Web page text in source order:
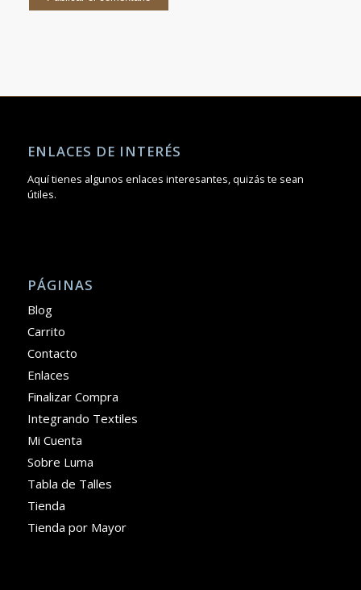
ENLACES DE INTERÉS
Aquí tienes algunos enlaces interesantes, quizás te sean
útiles.
PÁGINAS
Blog
Carrito
Contacto
Enlaces
Finalizar Compra
Integrando Textiles
Mi Cuenta
Sobre Luma
Tabla de Talles
Tienda
Tienda por Mayor